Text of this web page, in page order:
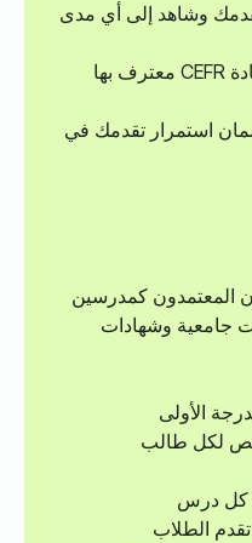
تقدمك وشاهد إلى أي مدى
الشهادة: احصل على شهادة CEFR معترف بها
استمرار تقدمك في
المعتمدون كمدرسين
جامعية وشهادات
الأولى
لكل طالب
كل درس
الطلاب